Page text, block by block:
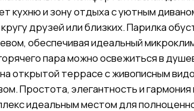
местом для полноценного отдыха и